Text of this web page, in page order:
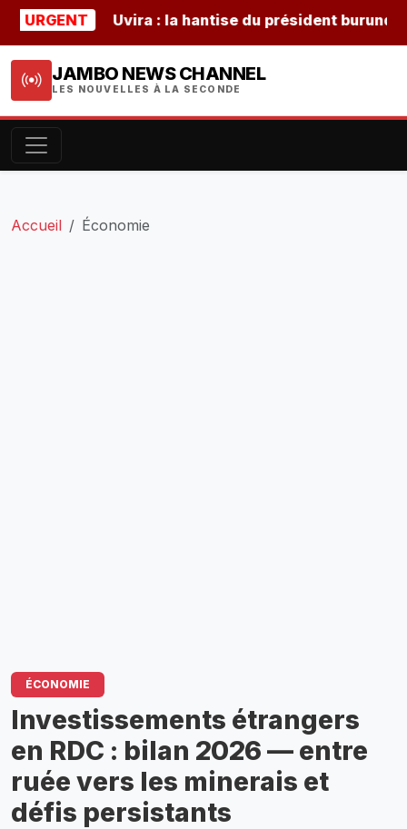
Uvira : la hantise du président burundais
JAMBO NEWS CHANNEL
LES NOUVELLES À LA SECONDE
Accueil Économie
ÉCONOMIE
Investissements étrangers
en RDC : bilan 2026 — entre
ruée vers les minerais et
défis persistants